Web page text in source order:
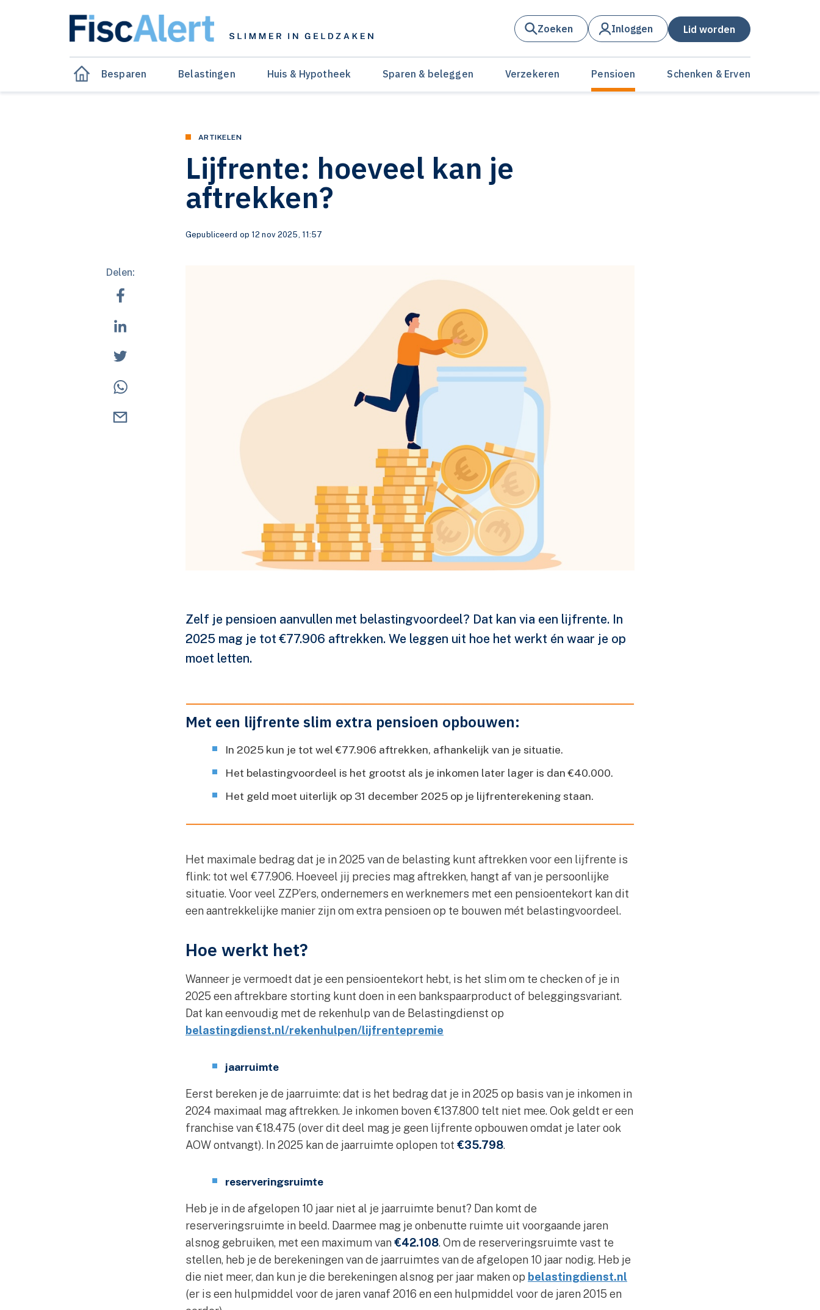
Zoeken Inloggen Lid worden
Besparen Belastingen Huis & Hypotheek Sparen & beleggen Verzekeren Pensioen Schenken & Erven
ARTIKELEN
Lijfrente: hoeveel kan je
aftrekken?
Gepubliceerd op 12 nov 2025, 11:57
Delen:
Zelf je pensioen aanvullen met belastingvoordeel? Dat kan via een lijfrente. In
2025 mag je tot €77.906 aftrekken. We leggen uit hoe het werkt én waar je op
moet letten.
Met een lijfrente slim extra pensioen opbouwen:
In 2025 kun je tot wel €77.906 aftrekken, afhankelijk van je situatie.
Het belastingvoordeel is het grootst als je inkomen later lager is dan €40.000.
Het geld moet uiterlijk op 31 december 2025 op je lijfrenterekening staan.
Het maximale bedrag dat je in 2025 van de belasting kunt aftrekken voor een lijfrente is
flink: tot wel €77.906. Hoeveel jij precies mag aftrekken, hangt af van je persoonlijke
situatie. Voor veel ZZP’ers, ondernemers en werknemers met een pensioentekort kan dit
een aantrekkelijke manier zijn om extra pensioen op te bouwen mét belastingvoordeel.
Hoe werkt het?
Wanneer je vermoedt dat je een pensioentekort hebt, is het slim om te checken of je in
2025 een aftrekbare storting kunt doen in een bankspaarproduct of beleggingsvariant.
Dat kan eenvoudig met de rekenhulp van de Belastingdienst op
belastingdienst.nl/rekenhulpen/lijfrentepremie
jaarruimte
Eerst bereken je de jaarruimte: dat is het bedrag dat je in 2025 op basis van je inkomen in
2024 maximaal mag aftrekken. Je inkomen boven €137.800 telt niet mee. Ook geldt er een
franchise van €18.475 (over dit deel mag je geen lijfrente opbouwen omdat je later ook
AOW ontvangt). In 2025 kan de jaarruimte oplopen tot €35.798.
reserveringsruimte
Heb je in de afgelopen 10 jaar niet al je jaarruimte benut? Dan komt de
reserveringsruimte in beeld. Daarmee mag je onbenutte ruimte uit voorgaande jaren
alsnog gebruiken, met een maximum van €42.108. Om de reserveringsruimte vast te
stellen, heb je de berekeningen van de jaarruimtes van de afgelopen 10 jaar nodig. Heb je
die niet meer, dan kun je die berekeningen alsnog per jaar maken op belastingdienst.nl
(er is een hulpmiddel voor de jaren vanaf 2016 en een hulpmiddel voor de jaren 2015 en